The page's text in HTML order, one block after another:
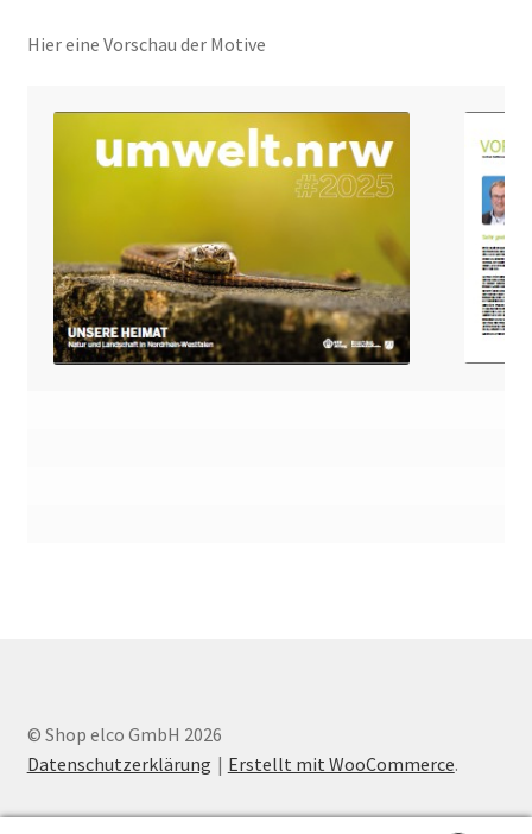
Hier eine Vorschau der Motive
© Shop elco GmbH 2026
Datenschutzerklärung
Erstellt mit WooCommerce.